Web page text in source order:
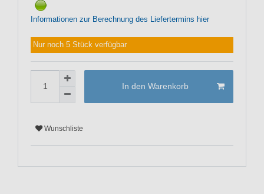
Informationen zur Berechnung des Liefertermins hier
Nur noch 5 Stück verfügbar
In den Warenkorb
Wunschliste